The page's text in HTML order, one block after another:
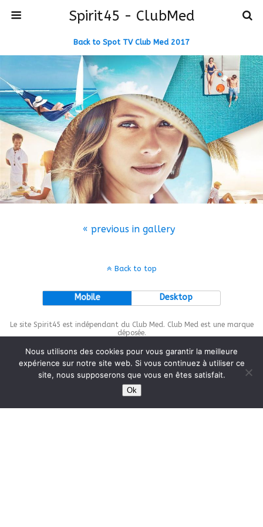
Spirit45 - ClubMed
Back to Spot TV Club Med 2017
« previous in gallery
Back to top
Mobile Desktop
Le site Spirit45 est indépendant du Club Med. Club Med est une marque
déposée.
This site is protected bywp-copyrightpro.com
Nous utilisons des cookies pour vous garantir la meilleure
expérience sur notre site web. Si vous continuez à utiliser ce
site, nous supposerons que vous en êtes satisfait.
Ok